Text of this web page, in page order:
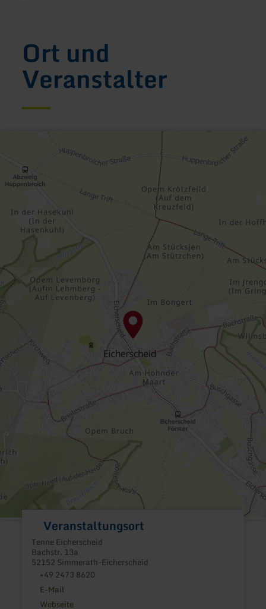
Ort und
Veranstalter
Veranstaltungsort
Tenne Eicherscheid
Bachstr. 13a
52152 Simmerath-Eicherscheid
+49 2473 8620
E-Mail
Webseite